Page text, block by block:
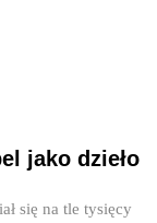
jako dzieło
się na tle tysięcy